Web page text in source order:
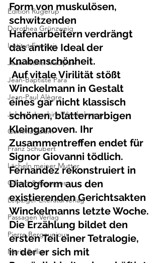
Edition Rugerup
Dorothea Grünzweig
Institut Francais
Jean-Michel Maulpoix
Jean-Baptiste Para
Jean-Paul Alègre
Johann Joachim Winckelmann
Gemma Salem
Franz Schubert
Lächeln meiner Mutter
Gilbert & Georges
Leipziger Literaturverlag
Passagen Verlag
Pierre Bergounioux
Marie Sellier
Form von muskulösen,
schwitzenden
Hafenarbeitern verdrängt
das antike Ideal der
Knabenschönheit.
Auf vitale Virilität stößt
Winckelmann in Gestalt
eines gar nicht klassisch
schönen, blatternarbigen
Kleinganoven. Ihr
Zusammentreffen endet für
Signor Giovanni tödlich.
Fernandez rekonstruiert in
Dialogform aus den
existierenden Gerichtsakten
Winckelmanns letzte Woche.
Die Erzählung bildet den
ersten Teil einer Tetralogie,
in der er sich mit